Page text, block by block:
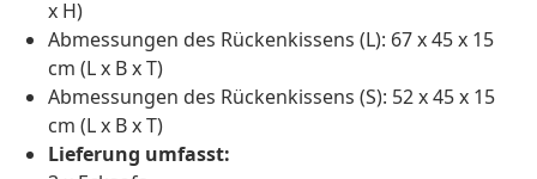
x H)
Abmessungen des Rückenkissens (L): 67 x 45 x 15
cm (L x B x T)
Abmessungen des Rückenkissens (S): 52 x 45 x 15
cm (L x B x T)
Lieferung umfasst: